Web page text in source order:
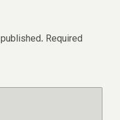
Required